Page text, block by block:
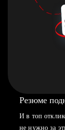
Резюме
И в топ
не нужно за